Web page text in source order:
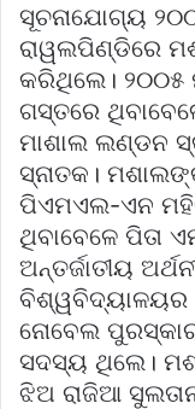
ସୂଚନାଯୋଗ୍ୟ
ରାୱଲପିଣ୍ଡିରେ
କରିଥିଲେ। ୨୦୦୫
ଗସ୍ତରେ
ମାଶାଲ ଲଣ୍ଡନ
ସ୍ନାତକ।
ପିଏମଏଲ-ଏନ
ଥିବାବେଳେ ପିତା
ଅନ୍ତର୍ଜାତୀୟ
ବିଶ୍ୱବିଦ୍ୟାଳୟର
ନୋବେଲ
ସଦସ୍ୟ ଥିଲେ।
ଝିଅ ରାଜିଆ